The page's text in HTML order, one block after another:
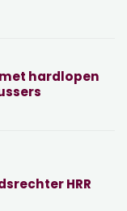
hardlopen
HRR